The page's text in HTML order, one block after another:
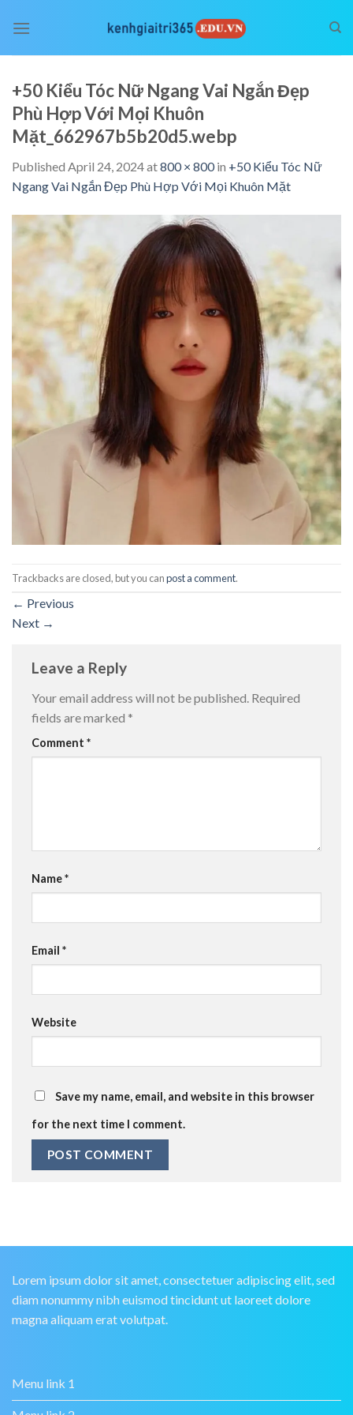
+50 Kiểu Tóc Nữ Ngang Vai Ngắn Đẹp
Phù Hợp Với Mọi Khuôn
Mặt_662967b5b20d5.webp
Published April 24, 2024at800 × 800in +50 Kiểu Tóc Nữ
Ngang Vai Ngắn Đẹp Phù Hợp Với Mọi Khuôn Mặt
Trackbacks are closed, but you canpost a comment.
← Previous
Next →
Leave a Reply
Your email address will not be published. Required
fields are marked *
Comment *
Name*
Email *
Website
Save my name, email, and website in this browser
for the next time I comment.
Lorem ipsum dolor sit amet, consectetuer adipiscing elit, sed
diam nonummy nibh euismod tincidunt ut laoreet dolore
magna aliquam erat volutpat.
Menu link 1